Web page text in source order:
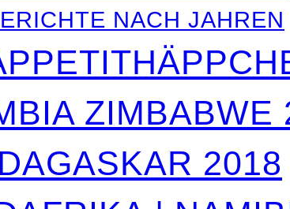
NACH JAHREN
ZIMBABWE
2018